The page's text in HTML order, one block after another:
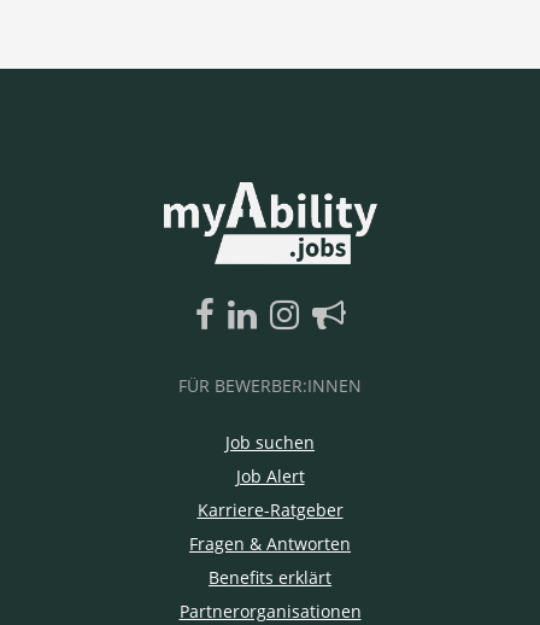
FÜR BEWERBER:INNEN
Job suchen
Job Alert
Karriere-Ratgeber
Fragen & Antworten
Benefits erklärt
Partnerorganisationen